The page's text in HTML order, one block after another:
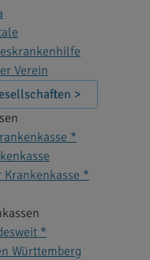
Verein
>
*
Krankenkasse *
*
Württemberg